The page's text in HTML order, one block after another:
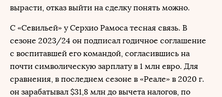
вырасти, отказ выйти на сделку понять можно.
С «Севильей» у Серхио Рамоса тесная связь. В
сезоне 2023/24 он подписал годичное соглашение
с воспитавшей его командой, согласившись на
почти символическую зарплату в 1 млн евро. Для
сравнения, в последнем сезоне в «Реале» в 2020 г.
он зарабатывал $31,8 млн до вычета налогов, по